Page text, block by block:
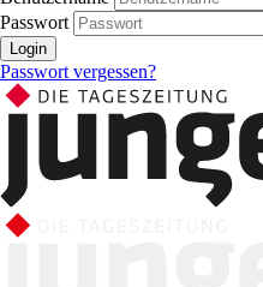
Passwort
Login
Passwort vergessen?